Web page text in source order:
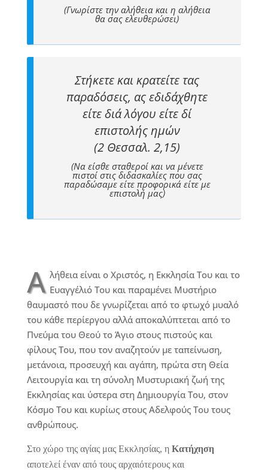
(Γνωρίστε την αλήθεια και η αλήθεια
θα σας ελευθερώσει)
Στήκετε και κρατείτε τας
παραδόσεις, ας εδιδάχθητε
είτε διά λόγου είτε δι΄
επιστολής ημών
(2 Θεσσαλ. 2,15)
(Να είσθε σταθεροί και να μένετε
πιστοί στις διδασκαλίες που σας
παραδώσαμε είτε προφορικά είτε με
επιστολή μας)
Α λήθεια είναι ο Χριστός, η Εκκλησία Του και το
Ευαγγέλιό Του και παραμένει Μυστήριο
θαυμαστό που δε γνωρίζεται από το φτωχό μυαλό
του κάθε περίεργου αλλά αποκαλύπτεται από το
Πνεύμα του Θεού το Άγιο στους πιστούς και
φίλους Του, που τον αναζητούν με ταπείνωση,
μετάνοια, προσευχή και αγάπη, πρώτα στη Θεία
Λειτουργία και τη σύνολη Μυστυριακή ζωή της
Εκκλησίας και ύστερα στη Δημιουργία Του, στον
Κόσμο Του και κυρίως στους Αδελφούς Του τους
ανθρώπους.
Στο χώρο της αγίας μας Εκκλησίας, η Κατήχηση
αποτελεί έναν από τους αρχαιότερους και